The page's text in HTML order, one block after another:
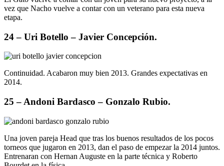
vez que Nacho vuelve a contar con un veterano para esta nueva
etapa.
24 – Uri Botello – Javier Concepción.
Continuidad. Acabaron muy bien 2013. Grandes expectativas en
2014.
25 – Andoni Bardasco – Gonzalo Rubio.
Una joven pareja Head que tras los buenos resultados de los pocos
torneos que jugaron en 2013, dan el paso de empezar la 2014 juntos.
Entrenaran con Hernan Auguste en la parte técnica y Roberto